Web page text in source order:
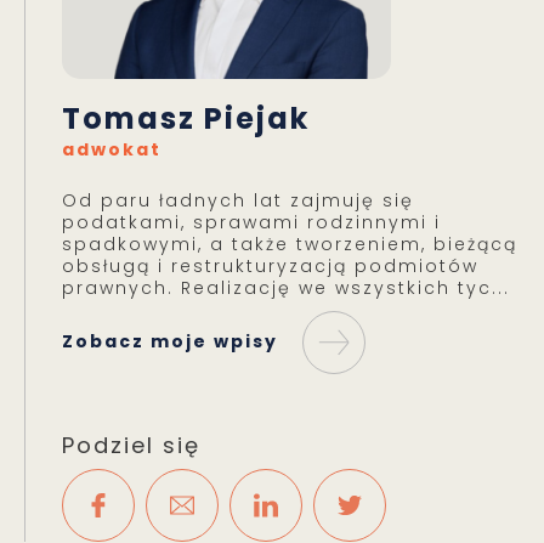
Tomasz Piejak
adwokat
Od paru ładnych lat zajmuję się
podatkami, sprawami rodzinnymi i
spadkowymi, a także tworzeniem, bieżącą
obsługą i restrukturyzacją podmiotów
prawnych. Realizację we wszystkich tyc...
Zobacz moje wpisy
Podziel się